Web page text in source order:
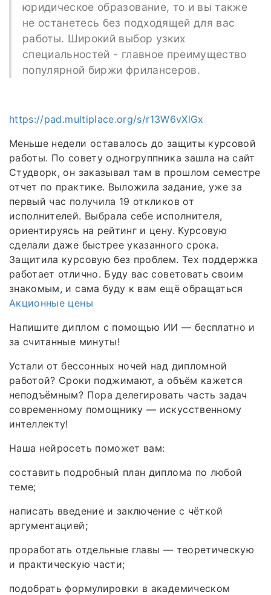
юридическое образование, то и вы также
не останетесь без подходящей для вас
работы. Широкий выбор узких
специальностей - главное преимущество
популярной биржи фрилансеров.
https://pad.multiplace.org/s/r13W6vXlGx
Меньше недели оставалось до защиты курсовой
работы. По совету одногруппника зашла на сайт
Студворк, он заказывал там в прошлом семестре
отчет по практике. Выложила задание, уже за
первый час получила 19 откликов от
исполнителей. Выбрала себе исполнителя,
ориентируясь на рейтинг и цену. Курсовую
сделали даже быстрее указанного срока.
Защитила курсовую без проблем. Тех поддержка
работает отлично. Буду вас советовать своим
знакомым, и сама буду к вам ещё обращаться
Акционные цены
Напишите диплом с помощью ИИ — бесплатно и
за считанные минуты!
Устали от бессонных ночей над дипломной
работой? Сроки поджимают, а объём кажется
неподъёмным? Пора делегировать часть задач
современному помощнику — искусственному
интеллекту!
Наша нейросеть поможет вам:
составить подробный план диплома по любой
теме;
написать введение и заключение с чёткой
аргументацией;
проработать отдельные главы — теоретическую
и практическую части;
подобрать формулировки в академическом